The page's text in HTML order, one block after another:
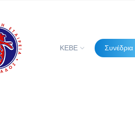
ΚΕΒΕ Συνέδρια